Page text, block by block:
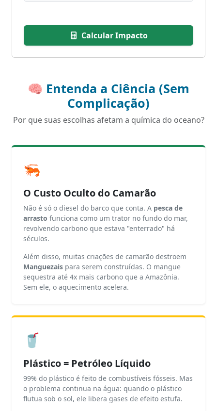
Calcular Impacto
🧠 Entenda a Ciência (Sem
Complicação)
Por que suas escolhas afetam a química do oceano?
🦐
O Custo Oculto do Camarão
Não é só o diesel do barco que conta. A pesca de
arrasto funciona como um trator no fundo do mar,
revolvendo carbono que estava "enterrado" há
séculos.
Além disso, muitas criações de camarão destroem
Manguezais para serem construídas. O mangue
sequestra até 4x mais carbono que a Amazônia.
Sem ele, o aquecimento acelera.
🥤
Plástico = Petróleo Líquido
99% do plástico é feito de combustíveis fósseis. Mas
o problema continua na água: quando o plástico
flutua sob o sol, ele libera gases de efeito estufa.